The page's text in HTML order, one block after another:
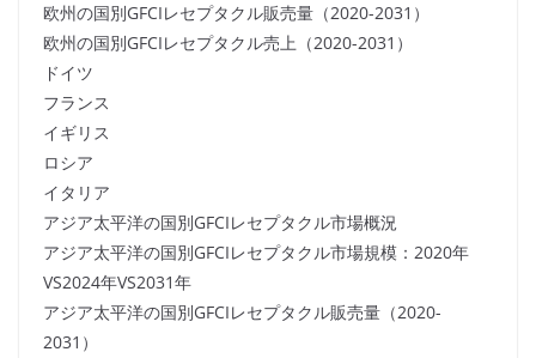
欧州の国別GFCIレセプタクル販売量（2020-2031）
欧州の国別GFCIレセプタクル売上（2020-2031）
ドイツ
フランス
イギリス
ロシア
イタリア
アジア太平洋の国別GFCIレセプタクル市場概況
アジア太平洋の国別GFCIレセプタクル市場規模：2020年
VS2024年VS2031年
アジア太平洋の国別GFCIレセプタクル販売量（2020-
2031）